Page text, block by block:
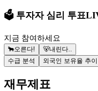
🗳️ 투자자 심리 투표
지금 참여하세요
🐂오른다! 🐻내린다..
수급 분석
외국인 보유율 추이
재무제표